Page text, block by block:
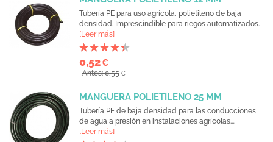
Tubería PE para uso agrícola, polietileno de baja
densidad. Imprescindible para riegos automatizados.
[Leer más]
0,52€
Antes: 0,55€
MANGUERA POLIETILENO 25 MM
Tubería PE de baja densidad para las conducciones
de agua a presión en instalaciones agrícolas....
[Leer más]